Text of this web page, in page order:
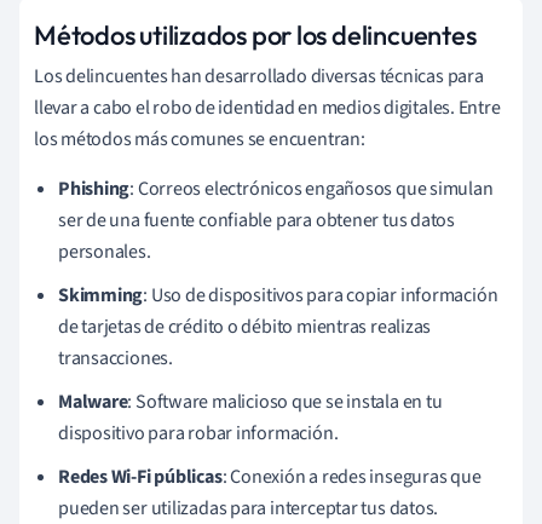
Métodos utilizados por los delincuentes
Los delincuentes han desarrollado diversas técnicas para
llevar a cabo el robo de identidad en medios digitales. Entre
los métodos más comunes se encuentran:
Phishing: Correos electrónicos engañosos que simulan
ser de una fuente confiable para obtener tus datos
personales.
Skimming: Uso de dispositivos para copiar información
de tarjetas de crédito o débito mientras realizas
transacciones.
Malware: Software malicioso que se instala en tu
dispositivo para robar información.
Redes Wi-Fi públicas: Conexión a redes inseguras que
pueden ser utilizadas para interceptar tus datos.